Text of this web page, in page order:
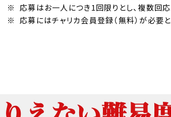
応募はお一人につき1回限りとし、複数回
応募にはチャリカ会員登録（無料）が必要と